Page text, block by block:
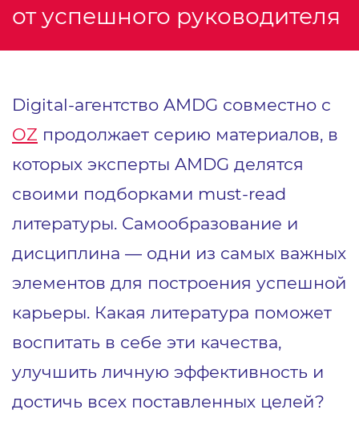
от успешного руководителя
Digital-агентство AMDG совместно с
OZ продолжает серию материалов, в
которых эксперты AMDG делятся
своими подборками must-read
литературы. Самообразование и
дисциплина — одни из самых важных
элементов для построения успешной
карьеры. Какая литература поможет
воспитать в себе эти качества,
улучшить личную эффективность и
достичь всех поставленных целей?